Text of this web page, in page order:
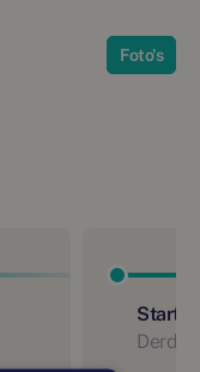
Foto's
Start
Derde